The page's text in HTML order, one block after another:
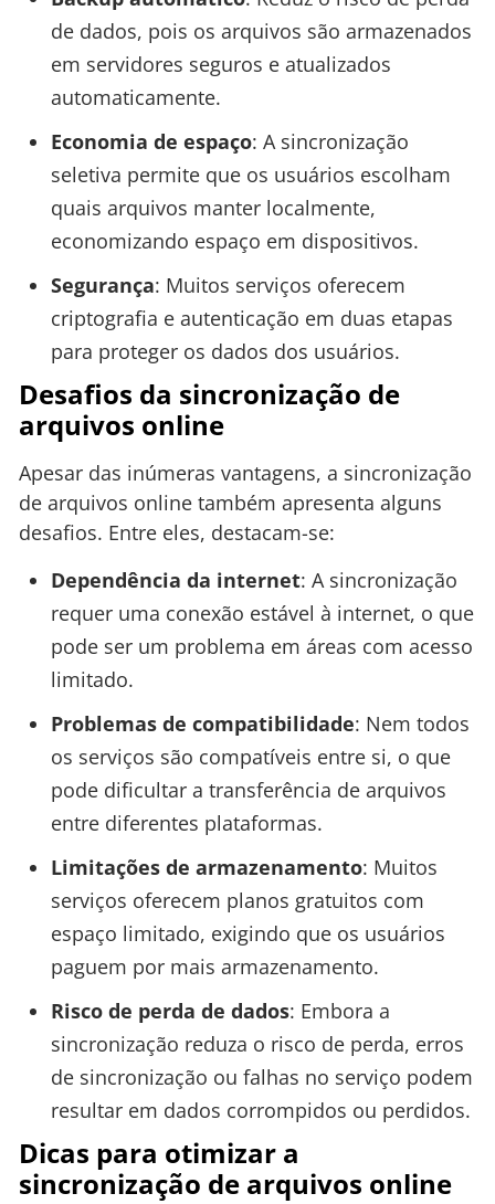
de dados, pois os arquivos são armazenados
em servidores seguros e atualizados
automaticamente.
Economia de espaço: A sincronização
seletiva permite que os usuários escolham
quais arquivos manter localmente,
economizando espaço em dispositivos.
Segurança: Muitos serviços oferecem
criptografia e autenticação em duas etapas
para proteger os dados dos usuários.
Desafios da sincronização de
arquivos online
Apesar das inúmeras vantagens, a sincronização
de arquivos online também apresenta alguns
desafios. Entre eles, destacam-se:
Dependência da internet: A sincronização
requer uma conexão estável à internet, o que
pode ser um problema em áreas com acesso
limitado.
Problemas de compatibilidade: Nem todos
os serviços são compatíveis entre si, o que
pode dificultar a transferência de arquivos
entre diferentes plataformas.
Limitações de armazenamento: Muitos
serviços oferecem planos gratuitos com
espaço limitado, exigindo que os usuários
paguem por mais armazenamento.
Risco de perda de dados: Embora a
sincronização reduza o risco de perda, erros
de sincronização ou falhas no serviço podem
resultar em dados corrompidos ou perdidos.
Dicas para otimizar a
sincronização de arquivos online